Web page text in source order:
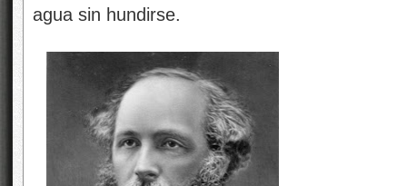
agua sin hundirse.